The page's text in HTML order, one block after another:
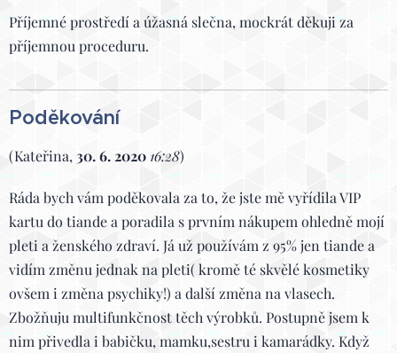
Příjemné prostředí a úžasná slečna, mockrát děkuji za
příjemnou proceduru.
Poděkování
(Kateřina,30. 6. 2020 16:28)
Ráda bych vám poděkovala za to, že jste mě vyřídila VIP
kartu do tiande a poradila s prvním nákupem ohledně mojí
pleti a ženského zdraví. Já už používám z 95% jen tiande a
vidím změnu jednak na pleti( kromě té skvělé kosmetiky
ovšem i změna psychiky!) a další změna na vlasech.
Zbožňuju multifunkčnost těch výrobků. Postupně jsem k
nim přivedla i babičku, mamku,sestru i kamarádky. Když